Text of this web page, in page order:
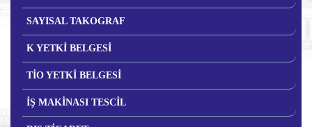
SAYISAL TAKOGRAF
K YETKİ BELGESİ
TİO YETKİ BELGESİ
İŞ MAKİNASI TESCİL